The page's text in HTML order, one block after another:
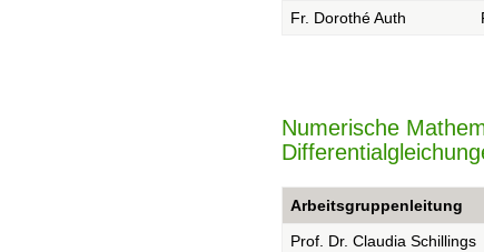
Fr. Dorothé Auth
Numerische
Arbeitsgruppenleitung
Prof. Dr. Claudia Schillings